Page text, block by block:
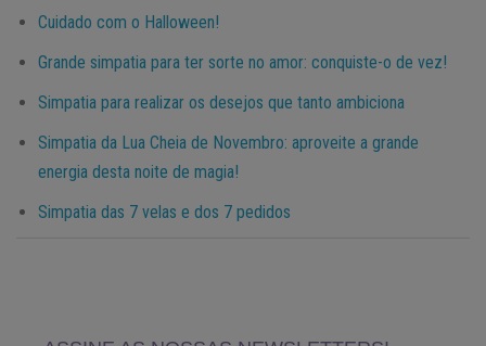
Cuidado com o Halloween!
Grande simpatia para ter sorte no amor: conquiste-o de vez!
Simpatia para realizar os desejos que tanto ambiciona​
Simpatia da Lua Cheia de Novembro: aproveite a grande
energia desta noite de magia!​
Simpatia das 7 velas e dos 7 pedidos